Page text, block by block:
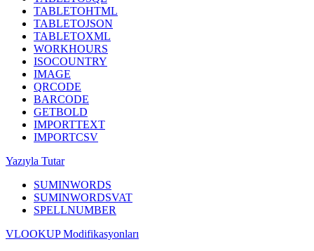
TABLETOHTML
TABLETOJSON
TABLETOXML
WORKHOURS
ISOCOUNTRY
IMAGE
QRCODE
BARCODE
GETBOLD
IMPORTTEXT
IMPORTCSV
Yazıyla Tutar
SUMINWORDS
SUMINWORDSVAT
SPELLNUMBER
VLOOKUP Modifikasyonları